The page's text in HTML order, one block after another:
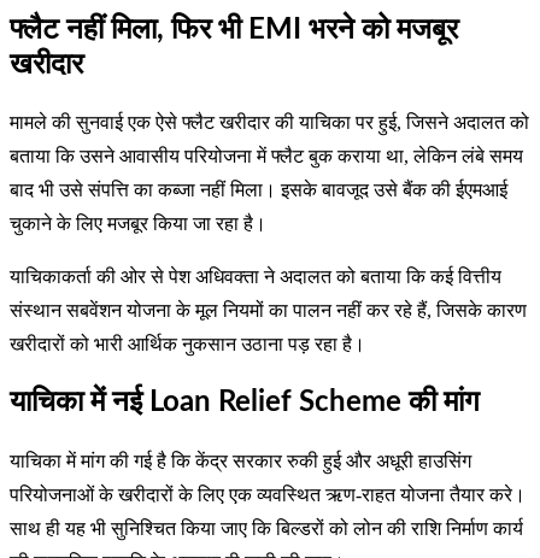
फ्लैट नहीं मिला, फिर भी EMI भरने को मजबूर
खरीदार
मामले की सुनवाई एक ऐसे फ्लैट खरीदार की याचिका पर हुई, जिसने अदालत को
बताया कि उसने आवासीय परियोजना में फ्लैट बुक कराया था, लेकिन लंबे समय
बाद भी उसे संपत्ति का कब्जा नहीं मिला। इसके बावजूद उसे बैंक की ईएमआई
चुकाने के लिए मजबूर किया जा रहा है।
याचिकाकर्ता की ओर से पेश अधिवक्ता ने अदालत को बताया कि कई वित्तीय
संस्थान सबवेंशन योजना के मूल नियमों का पालन नहीं कर रहे हैं, जिसके कारण
खरीदारों को भारी आर्थिक नुकसान उठाना पड़ रहा है।
याचिका में नई Loan Relief Scheme की मांग
याचिका में मांग की गई है कि केंद्र सरकार रुकी हुई और अधूरी हाउसिंग
परियोजनाओं के खरीदारों के लिए एक व्यवस्थित ऋण-राहत योजना तैयार करे।
साथ ही यह भी सुनिश्चित किया जाए कि बिल्डरों को लोन की राशि निर्माण कार्य